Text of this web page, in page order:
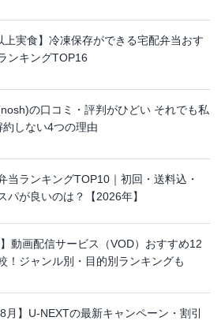
上実食】冷凍保存ができる宅配弁当おす
ンキングTOP16
の口コミ・評判がひどい それでも私
しない4つの理由
当ランキングTOP10｜初回・送料込・
パが良いのは？【2026年】
】動画配信サービス（VOD）おすすめ12
！ジャンル別・目的別ランキングも
8月】U-NEXTの最新キャンペーン・割引